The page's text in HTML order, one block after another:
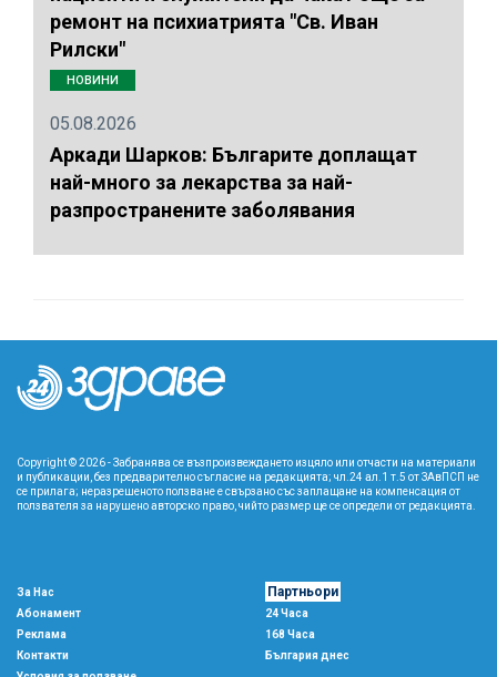
ремонт на психиатрията "Св. Иван
Рилски"
НОВИНИ
05.08.2026
Аркади Шарков: Българите доплащат
най-много за лекарства за най-
разпространените заболявания
Copyright © 2026 - Забранява се възпроизвеждането изцяло или отчасти на материали
и публикации, без предварително съгласие на редакцията; чл.24 ал.1 т.5 от ЗАвПСП не
се прилага; неразрешеното ползване е свързано със заплащане на компенсация от
ползвателя за нарушено авторско право, чийто размер ще се определи от редакцията.
За Нас
Абонамент
Реклама
Контакти
Партньори
24 Часа
168 Часа
България днес